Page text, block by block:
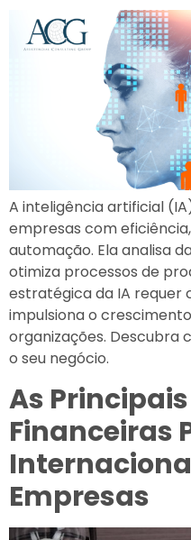
A inteligência artificial
empresas com
automação. Ela analisa
otimiza processos de
estratégica da IA requer
impulsiona o
organizações. Descubra
o seu negócio.
As
Financeiras
Empresas